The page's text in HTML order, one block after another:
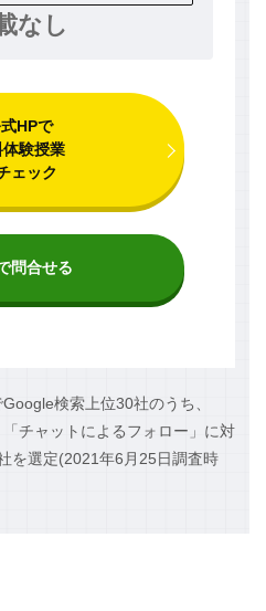
なし
HPで
体験授業
ェック
問合せる
検索上位30社のうち、
「チャットによるフォロー」に対
を選定(2021年6⽉25日調査時